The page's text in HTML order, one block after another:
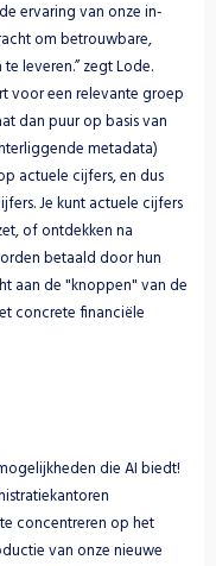
ervaring van onze in-
om betrouwbare,
leveren.” zegt Lode.
voor een relevante groep
dan puur op basis van
metadata)
actuele cijfers, en dus
Je kunt actuele cijfers
of ontdekken na
betaald door hun
aan de "knoppen" van de
concrete financiële
die AI biedt!
concentreren op het
van onze nieuwe